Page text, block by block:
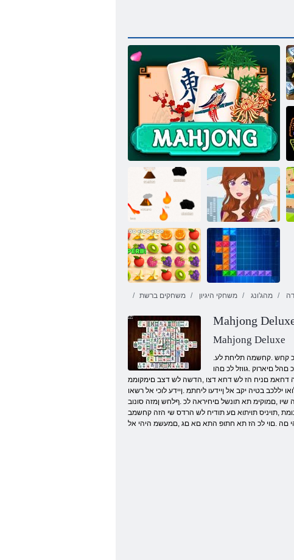
גנו'גהמ לטיל הימיכלא Wifi תבהואמ
יסו שד סקירטנט
משחקים ברשת משחקי היגיון מהג'ונג
Mahjong
Mahjong Deluxe
.בשחתמ דואמ םדא קר רובעל לוכי גנו .בושחל םג אלא ,תיפצתה תא קר אל קודבל דעונ לזאפ קחשמ הז ,לכה ירחא .התוא םילשהל לכוי אל דחא םא לבא ,לוכי סקולד גנו םלוכ קחש .קחשמה תליחת לע
םיארוק .גווזל לכ םהו
דחאמ םניח הז לש דחא דצו ,הדשה לש דצב םימקוממ
בטיה יקב אל ןיידעו ליחתמ .ןיידע לוכי אל רשאו
,םמוקימ תא תונשל םיחיראה לכ .ףלחש ןמזה סונוב
,תויניס תויתוא םע תודיח לש הרדס שי הזה קחשמב